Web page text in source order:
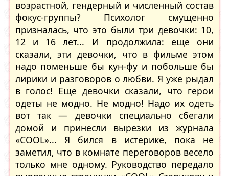
возрастной, гендерный и численный состав
фокус-группы? Психолог смущенно
призналась, что это были три девочки: 10,
12 и 16 лет... И продолжила: еще они
сказали, эти девочки, что в фильме этом
надо поменьше бы кун-фу и побольше бы
лирики и разговоров о любви. Я уже рыдал
в голос! Еще девочки сказали, что герои
одеты не модно. Не модно! Надо их одеть
вот так — девочки специально сбегали
домой и принесли вырезки из журнала
«COOL»... Я бился в истерике, пока не
заметил, что в комнате переговоров весело
только мне одному. Руководство передало